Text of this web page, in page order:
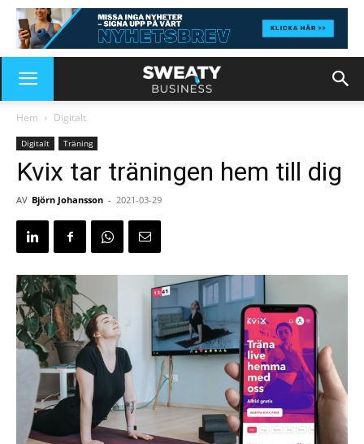
Hem Digitalt
Digitalt Träning
Kvix tar träningen hem till dig
AV Björn Johansson - 2021-03-29